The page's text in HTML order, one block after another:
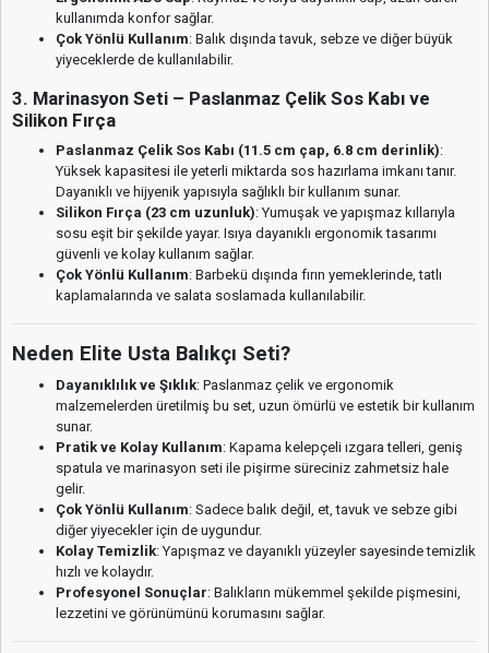
kullanımda konfor sağlar.
Çok Yönlü Kullanım: Balık dışında tavuk, sebze ve diğer büyük
yiyeceklerde de kullanılabilir.
3. Marinasyon Seti – Paslanmaz Çelik Sos Kabı ve
Silikon Fırça
Paslanmaz Çelik Sos Kabı (11.5 cm çap, 6.8 cm derinlik):
Yüksek kapasitesi ile yeterli miktarda sos hazırlama imkanı tanır.
Dayanıklı ve hijyenik yapısıyla sağlıklı bir kullanım sunar.
Silikon Fırça (23 cm uzunluk): Yumuşak ve yapışmaz kıllarıyla
sosu eşit bir şekilde yayar. Isıya dayanıklı ergonomik tasarımı
güvenli ve kolay kullanım sağlar.
Çok Yönlü Kullanım: Barbekü dışında fırın yemeklerinde, tatlı
kaplamalarında ve salata soslamada kullanılabilir.
Neden Elite Usta Balıkçı Seti?
Dayanıklılık ve Şıklık: Paslanmaz çelik ve ergonomik
malzemelerden üretilmiş bu set, uzun ömürlü ve estetik bir kullanım
sunar.
Pratik ve Kolay Kullanım: Kapama kelepçeli ızgara telleri, geniş
spatula ve marinasyon seti ile pişirme süreciniz zahmetsiz hale
gelir.
Çok Yönlü Kullanım: Sadece balık değil, et, tavuk ve sebze gibi
diğer yiyecekler için de uygundur.
Kolay Temizlik: Yapışmaz ve dayanıklı yüzeyler sayesinde temizlik
hızlı ve kolaydır.
Profesyonel Sonuçlar: Balıkların mükemmel şekilde pişmesini,
lezzetini ve görünümünü korumasını sağlar.